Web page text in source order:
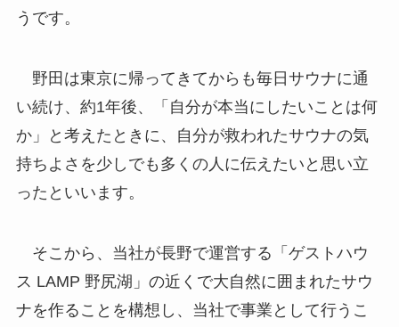
うです。
野田は東京に帰ってきてからも毎日サウナに通
い続け、約1年後、「自分が本当にしたいことは何
か」と考えたときに、自分が救われたサウナの気
持ちよさを少しでも多くの人に伝えたいと思い立
ったといいます。
そこから、当社が長野で運営する「ゲストハウ
ス LAMP 野尻湖」の近くで大自然に囲まれたサウ
ナを作ることを構想し、当社で事業として行うこ